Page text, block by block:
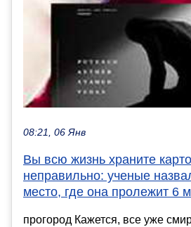
08:21, 06 Янв
Вы всю жизнь храните
неправильно: ученые
место, где она пролежит 6
прогород Кажется, все уже